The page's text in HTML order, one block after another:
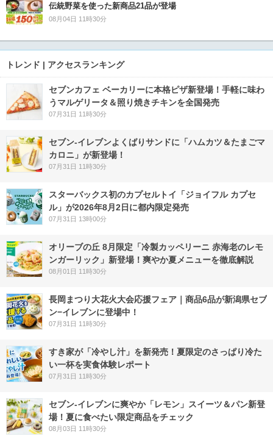
伝統野菜を使った新商品21品が登場
08月04日 11時30分
トレンド | アクセスランキング
セブンカフェ ベーカリーに本格ピザ新登場！手軽に味わ
うマルゲリータ＆照り焼きチキンを全国発売
07月31日 11時30分
セブン‐イレブンよくばりサンドに「ハムカツ＆たまごマ
カロニ」が新登場！
07月31日 11時30分
スターバックス初のカプセルトイ「ジョイフル カプセ
ル」が2026年8月2日に都内限定発売
07月31日 13時00分
オリーブの丘 8月限定「冷製カッペリーニ 赤海老のレモ
ンガーリック」新登場！爽やか夏メニューを徹底解説
08月01日 11時30分
長岡まつり大花火大会応援フェア｜商品6品が新潟県セブ
ン−イレブンに登場中！
07月31日 11時30分
すき家が「冷やし汁」を新発売！夏限定のさっぱり冷た
い一杯を実食体験レポート
07月31日 11時30分
セブン‐イレブンに爽やか「レモン」スイーツ＆パン新登
場！夏に食べたい限定商品をチェック
08月03日 11時30分